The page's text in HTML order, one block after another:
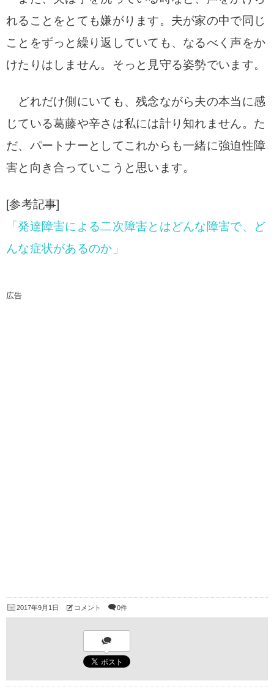
れることをとても嫌がります。夫が家の中で同じ
ことをずっと繰り返していても、なるべく声をか
けたりはしません。 そっと見守る姿勢でいます。
どれだけ側にいても、残念ながら夫の本当に感
じている葛藤や辛さは私には計り知れません。 た
だ、パートナーとしてこれからも一緒に強迫性障
害と向き合っていこうと思います。
[参考記事]
「発達障害による二次障害とはどんな障害で、ど
んな症状があるのか」
広告
2017年9月1日 コメント 0件